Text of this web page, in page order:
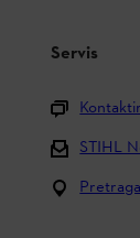
Servis
STIHL